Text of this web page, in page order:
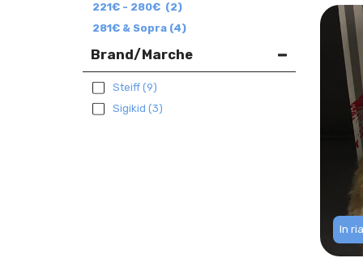
221€ - 280€ (2)
281€ & Sopra (4)
Brand/Marche
Steiff(9)
Sigikid (3)
In